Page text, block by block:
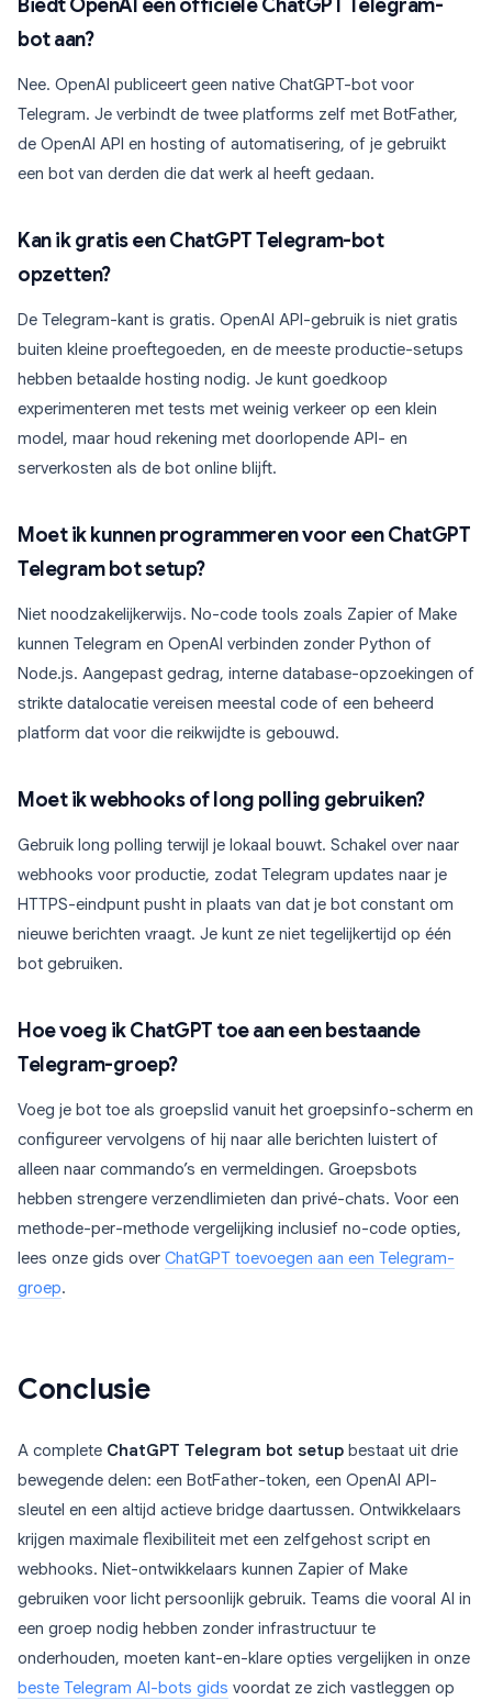
Biedt OpenAI een officiële ChatGPT Telegram-
bot aan?
Nee. OpenAI publiceert geen native ChatGPT-bot voor
Telegram. Je verbindt de twee platforms zelf met BotFather,
de OpenAI API en hosting of automatisering, of je gebruikt
een bot van derden die dat werk al heeft gedaan.
Kan ik gratis een ChatGPT Telegram-bot
opzetten?
De Telegram-kant is gratis. OpenAI API-gebruik is niet gratis
buiten kleine proeftegoeden, en de meeste productie-setups
hebben betaalde hosting nodig. Je kunt goedkoop
experimenteren met tests met weinig verkeer op een klein
model, maar houd rekening met doorlopende API- en
serverkosten als de bot online blijft.
Moet ik kunnen programmeren voor een ChatGPT
Telegram bot setup?
Niet noodzakelijkerwijs. No-code tools zoals Zapier of Make
kunnen Telegram en OpenAI verbinden zonder Python of
Node.js. Aangepast gedrag, interne database-opzoekingen of
strikte datalocatie vereisen meestal code of een beheerd
platform dat voor die reikwijdte is gebouwd.
Moet ik webhooks of long polling gebruiken?
Gebruik long polling terwijl je lokaal bouwt. Schakel over naar
webhooks voor productie, zodat Telegram updates naar je
HTTPS-eindpunt pusht in plaats van dat je bot constant om
nieuwe berichten vraagt. Je kunt ze niet tegelijkertijd op één
bot gebruiken.
Hoe voeg ik ChatGPT toe aan een bestaande
Telegram-groep?
Voeg je bot toe als groepslid vanuit het groepsinfo-scherm en
configureer vervolgens of hij naar alle berichten luistert of
alleen naar commando’s en vermeldingen. Groepsbots
hebben strengere verzendlimieten dan privé-chats. Voor een
methode-per-methode vergelijking inclusief no-code opties,
lees onze gids over ChatGPT toevoegen aan een Telegram-
groep.
Conclusie
A complete ChatGPT Telegram bot setup bestaat uit drie
bewegende delen: een BotFather-token, een OpenAI API-
sleutel en een altijd actieve bridge daartussen. Ontwikkelaars
krijgen maximale flexibiliteit met een zelfgehost script en
webhooks. Niet-ontwikkelaars kunnen Zapier of Make
gebruiken voor licht persoonlijk gebruik. Teams die vooral AI in
een groep nodig hebben zonder infrastructuur te
onderhouden, moeten kant-en-klare opties vergelijken in onze
beste Telegram AI-bots gids voordat ze zich vastleggen op